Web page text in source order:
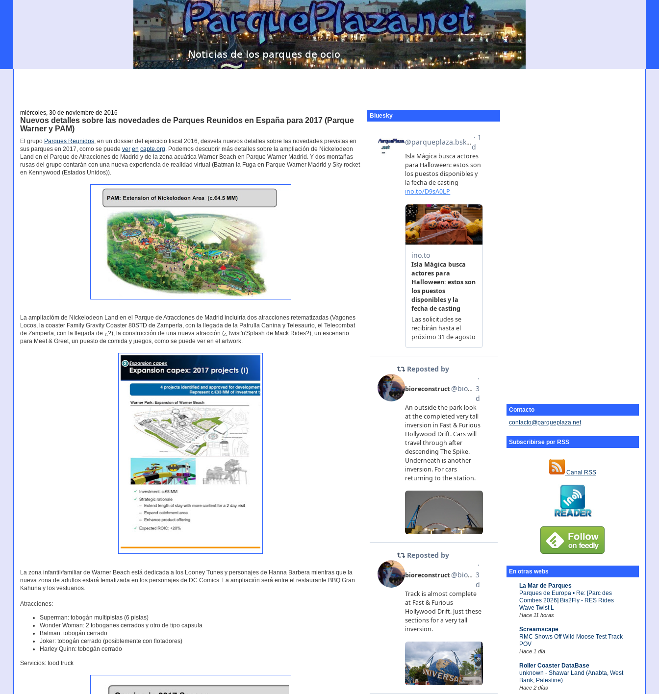
Contacto
contacto@parqueplaza.net
Subscribirse por RSS
Canal RSS
En otras webs
La Mar de Parques
Parques de Europa • Re: [Parc des
Combes 2026] Bis2Fly - RES Rides
Wave Twist L
Hace 11 horas
Screamscape
RMC Shows Off Wild Moose Test Track
POV
Hace 1 día
Roller Coaster DataBase
unknown - Shawar Land (Anabta, West
Bank, Palestine)
Hace 2 días
miércoles, 30 de noviembre de 2016
Nuevos detalles sobre las novedades de Parques Reunidos en España para 2017 (Parque
Warner y PAM)
El grupo Parques Reunidos, en un dossier del ejercicio fiscal 2016, desvela nuevos detalles sobre las novedades previstas en
sus parques en 2017, como se puede ver en capte.org. Podemos descubrir más detalles sobre la ampliación de Nickelodeon
Land en el Parque de Atracciones de Madrid y de la zona acuática Warner Beach en Parque Warner Madrid. Y dos montañas
rusas del grupo contarán con una nueva experiencia de realidad virtual (Batman la Fuga en Parque Warner Madrid y Sky rocket
en Kennywood (Estados Unidos)).
La ampliacióm de Nickelodeon Land en el Parque de Atracciones de Madrid incluiría dos atracciones retematizadas (Vagones
Locos, la coaster Family Gravity Coaster 80STD de Zamperla, con la llegada de la Patrulla Canina y Telesaurio, el Telecombat
de Zamperla, con la llegada de ¿?), la construcción de una nueva atracción (¿Twist'n'Splash de Mack Rides?), un escenario
para Meet & Greet, un puesto de comida y juegos, como se puede ver en el artwork.
La zona infantil/familiar de Warner Beach está dedicada a los Looney Tunes y personajes de Hanna Barbera mientras que la
nueva zona de adultos estará tematizada en los personajes de DC Comics. La ampliación será entre el restaurante BBQ Gran
Kahuna y los vestuarios.
Atracciones:
Superman: tobogán multipistas (6 pistas)
Wonder Woman: 2 toboganes cerrados y otro de tipo capsula
Batman: tobogán cerrado
Joker: tobogán cerrado (posiblemente con flotadores)
Harley Quinn: tobogán cerrado
Servicios: food truck
Bluesky